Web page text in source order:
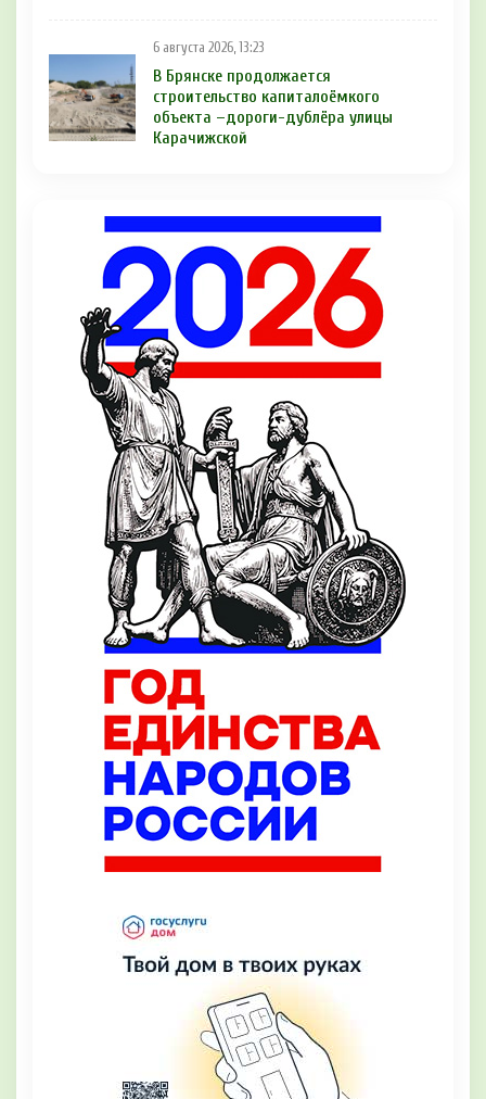
6 августа 2026, 13:23
В Брянске продолжается
строительство капиталоёмкого
объекта –дороги-дублёра улицы
Карачижской